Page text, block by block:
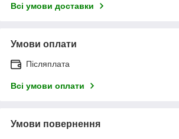
Всі умови доставки
Умови оплати
Післяплата
Всі умови оплати
Умови повернення